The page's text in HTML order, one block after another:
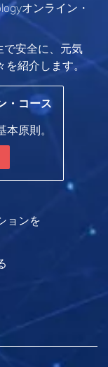
オンライン・
で安全に、元気
紹介します。
・コース
原則。
ョンを